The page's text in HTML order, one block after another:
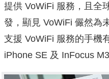
提供 VoWiFi 服務，且全
發，顯見 VoWiFi 儼然為
支援 VoWiFi 服務的手機
iPhone SE 及 InFocus